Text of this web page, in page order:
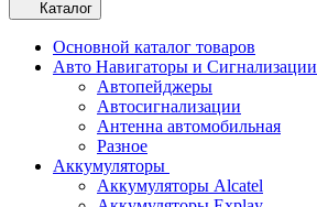
Каталог
Основной каталог товаров
Авто Навигаторы и Сигнализации
Автопейджеры
Автосигнализации
Антенна автомобильная
Разное
Аккумуляторы
Аккумуляторы Alcatel